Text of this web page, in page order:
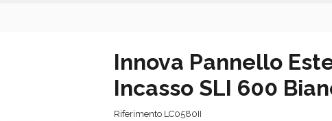
Innova Pannello
Incasso SLI 600
Riferimento LC0580II